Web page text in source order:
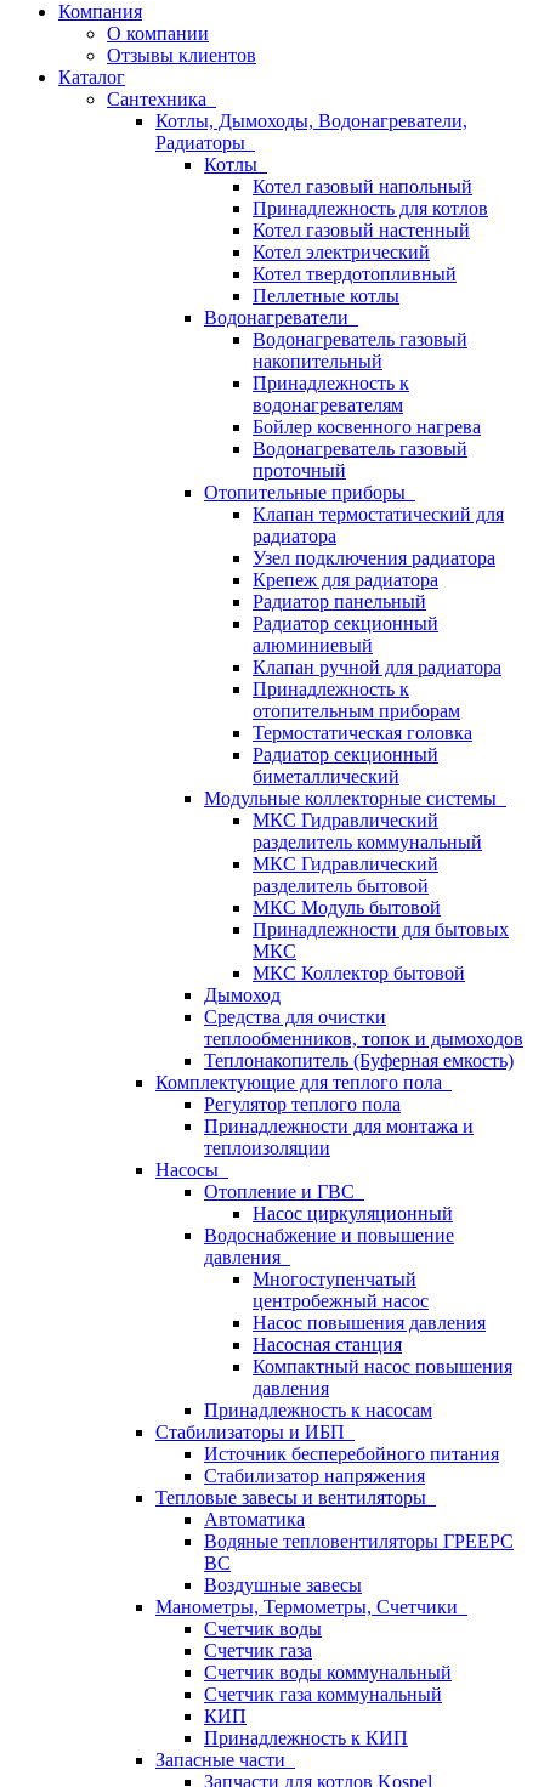
Компания
О компании
Отзывы клиентов
Каталог
Сантехника
Котлы, Дымоходы, Водонагреватели,
Радиаторы
Котлы
Котел газовый напольный
Принадлежность для котлов
Котел газовый настенный
Котел электрический
Котел твердотопливный
Пеллетные котлы
Водонагреватели
Водонагреватель газовый
накопительный
Принадлежность к
водонагревателям
Бойлер косвенного нагрева
Водонагреватель газовый
проточный
Отопительные приборы
Клапан термостатический для
радиатора
Узел подключения радиатора
Крепеж для радиатора
Радиатор панельный
Радиатор секционный
алюминиевый
Клапан ручной для радиатора
Принадлежность к
отопительным приборам
Термостатическая головка
Радиатор секционный
биметаллический
Модульные коллекторные системы
МКС Гидравлический
разделитель коммунальный
МКС Гидравлический
разделитель бытовой
МКС Модуль бытовой
Принадлежности для бытовых
МКС
МКС Коллектор бытовой
Дымоход
Средства для очистки
теплообменников, топок и дымоходов
Теплонакопитель (Буферная емкость)
Комплектующие для теплого пола
Регулятор теплого пола
Принадлежности для монтажа и
теплоизоляции
Насосы
Отопление и ГВС
Насос циркуляционный
Водоснабжение и повышение
давления
Многоступенчатый
центробежный насос
Насос повышения давления
Насосная станция
Компактный насос повышения
давления
Принадлежность к насосам
Стабилизаторы и ИБП
Источник бесперебойного питания
Стабилизатор напряжения
Тепловые завесы и вентиляторы
Автоматика
Водяные тепловентиляторы ГРЕЕРС
ВС
Воздушные завесы
Манометры, Термометры, Счетчики
Счетчик воды
Счетчик газа
Счетчик воды коммунальный
Счетчик газа коммунальный
КИП
Принадлежность к КИП
Запасные части
Запчасти для котлов Kospel